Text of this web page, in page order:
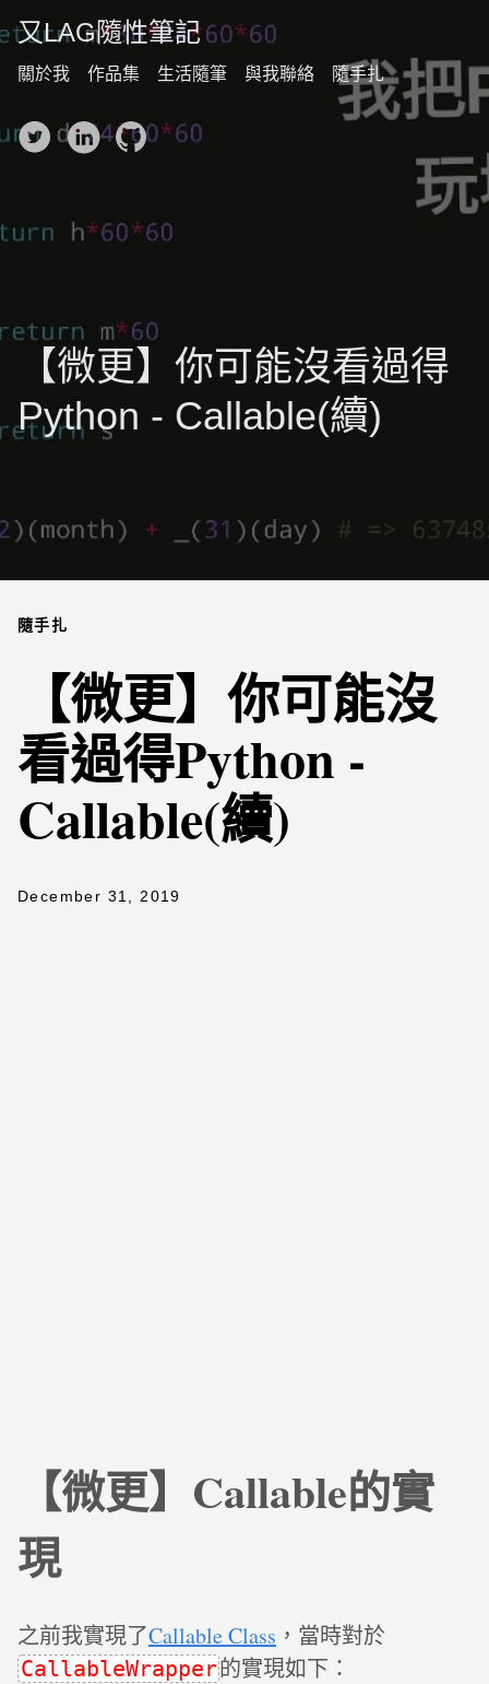
又LAG隨性筆記
關於我 作品集 生活隨筆 與我聯絡 隨手扎
【微更】你可能沒看過得
Python - Callable(續)
隨手扎
【微更】你可能沒
看過得Python -
Callable(續)
December 31, 2019
【微更】Callable的實
現
之前我實現了Callable Class ，當時對於
CallableWrapper的實現如下：